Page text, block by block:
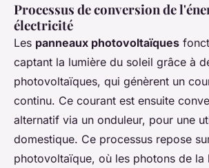
Processus de conversion de
électricité
Les panneaux photovoltaïques
captant la lumière du soleil grâce à
photovoltaïques, qui génèrent un
continu. Ce courant est ensuite
alternatif via un onduleur, pour une
domestique. Ce processus repose
photovoltaïque, où les photons de la